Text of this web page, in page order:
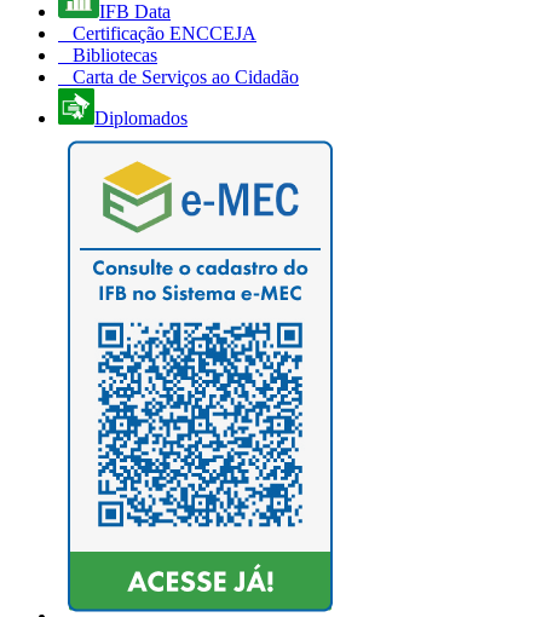
IFB Data
Certificação ENCCEJA
Bibliotecas
Carta de Serviços ao Cidadão
Diplomados